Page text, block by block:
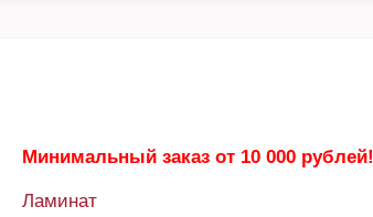
Минимальный заказ от 10 000 рублей!
Ламинат